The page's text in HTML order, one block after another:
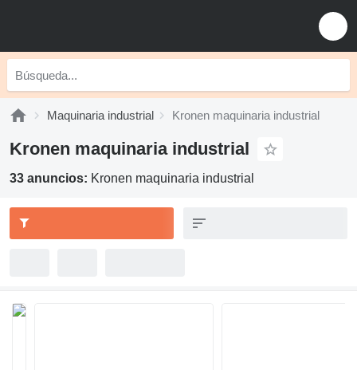
Maquinaria industrial Kronen maquinaria industrial
Kronen maquinaria industrial
33 anuncios: Kronen maquinaria industrial